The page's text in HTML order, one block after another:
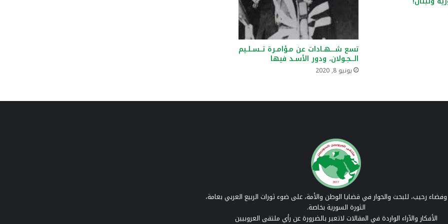
تسع شـــهـادات عن مـؤامـرة تــسـلـيم
الــجـولان، ودور الأسـد فيها
يونيو 8, 2020
رحيب، للبحث والحوار في قضايا الوطن والأمة، على ضوء ثورات الربيع العربي بعامة،
الثورة السورية بخاصة.
الأفكار والآراء الواردة في المقالات لاتعبر بالضرورة عن رأي ملتقى العروبيين